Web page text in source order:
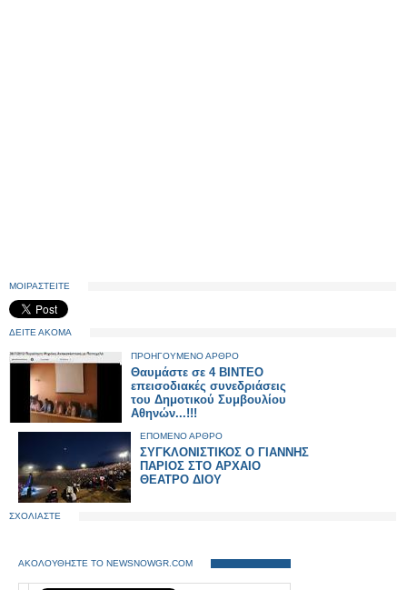
ΜΟΙΡΑΣΤΕΙΤΕ
ΔΕΙΤΕ ΑΚΟΜΑ
ΠΡΟΗΓΟΥΜΕΝΟ ΑΡΘΡΟ
Θαυμάστε σε 4 ΒΙΝΤΕΟ
επεισοδιακές συνεδριάσεις
του Δημοτικού Συμβουλίου
Αθηνών...!!!
ΕΠΟΜΕΝΟ ΑΡΘΡΟ
ΣΥΓΚΛΟΝΙΣΤΙΚΟΣ Ο ΓΙΑΝΝΗΣ
ΠΑΡΙΟΣ ΣΤΟ ΑΡΧΑΙΟ
ΘΕΑΤΡΟ ΔΙΟΥ
ΣΧΟΛΙΑΣΤΕ
ΑΚΟΛΟΥΘΗΣΤΕ ΤΟ NEWSNOWGR.COM